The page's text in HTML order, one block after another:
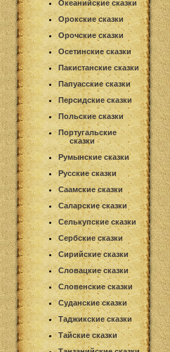
Океанийские сказки
Орокские сказки
Орочские сказки
Осетинские сказки
Пакистанские сказки
Папуасские сказки
Персидские сказки
Польские сказки
Португальские
сказки
Румынские сказки
Русские сказки
Саамские сказки
Саларские сказки
Селькупские сказки
Сербские сказки
Сирийские сказки
Словацкие сказки
Словенские сказки
Суданские сказки
Таджикские сказки
Тайские сказки